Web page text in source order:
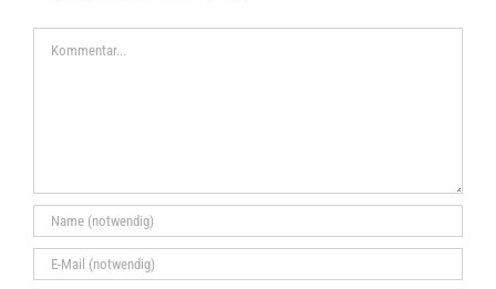
Kommentar